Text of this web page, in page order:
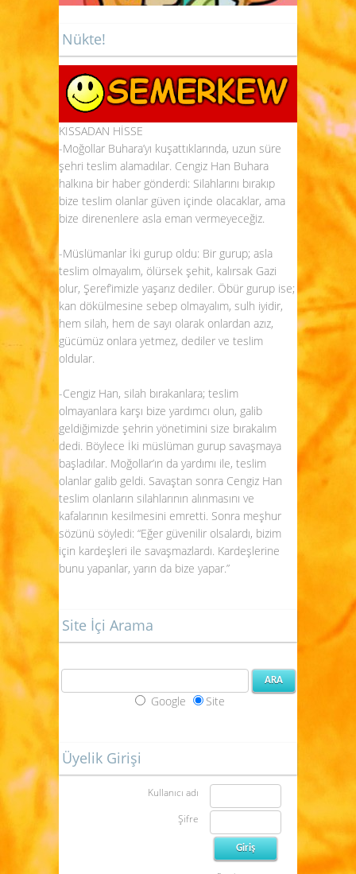
Nükte!
KISSADAN HİSSE
-Moğollar Buhara’yı kuşattıklarında, uzun süre
şehri teslim alamadılar. Cengiz Han Buhara
halkına bir haber gönderdi: Silahlarını bırakıp
bize teslim olanlar güven içinde olacaklar, ama
bize direnenlere asla eman vermeyeceğiz.
-Müslümanlar İki gurup oldu: Bir gurup; asla
teslim olmayalım, ölürsek şehit, kalırsak Gazi
olur, Şeref’imizle yaşarız dediler. Öbür gurup ise;
kan dökülmesine sebep olmayalım, sulh iyidir,
hem silah, hem de sayı olarak onlardan azız,
gücümüz onlara yetmez, dediler ve teslim
oldular.
-Cengiz Han, silah bırakanlara; teslim
olmayanlara karşı bize yardımcı olun, galib
geldiğimizde şehrin yönetimini size bırakalım
dedi. Böylece İki müslüman gurup savaşmaya
başladılar. Moğollar’ın da yardımı ile, teslim
olanlar galib geldi. Savaştan sonra Cengiz Han
teslim olanların silahlarının alınmasını ve
kafalarının kesilmesini emretti. Sonra meşhur
sözünü söyledi: “Eğer güvenilir olsalardı, bizim
için kardeşleri ile savaşmazlardı. Kardeşlerine
bunu yapanlar, yarın da bize yapar.”
Site İçi Arama
Google Site
Üyelik Girişi
Kullanıcı adı
Şifre